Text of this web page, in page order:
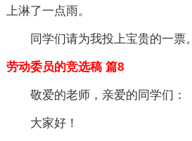
上淋了一点雨。
同学们请为我投上宝贵的一票。
劳动委员的竞选稿 篇8
敬爱的老师，亲爱的同学们：
大家好！